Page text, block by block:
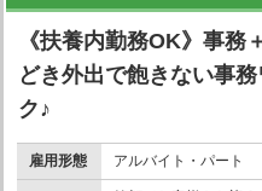
《扶養内勤務OK》事務
どき外出で飽きない事
ク♪
雇用形態 アルバイト・パート